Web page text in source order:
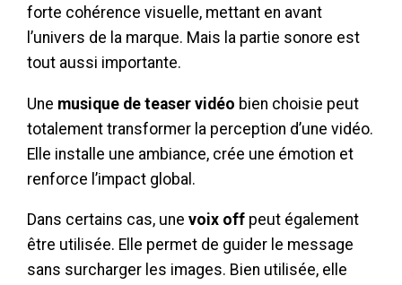
forte cohérence visuelle, mettant en avant
l’univers de la marque. Mais la partie sonore est
tout aussi importante.
Une musique de teaser vidéo bien choisie peut
totalement transformer la perception d’une vidéo.
Elle installe une ambiance, crée une émotion et
renforce l’impact global.
Dans certains cas, une voix off peut également
être utilisée. Elle permet de guider le message
sans surcharger les images. Bien utilisée, elle